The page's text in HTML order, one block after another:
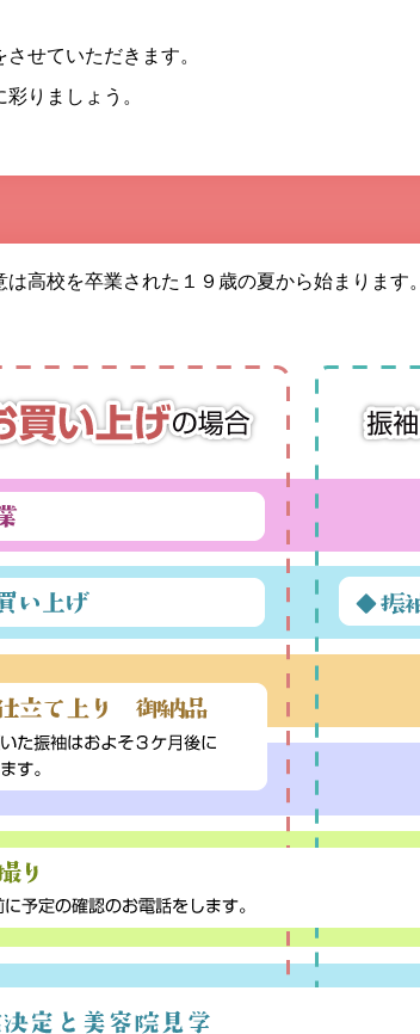
せていただきます。
りましょう。
高校を卒業された１９歳の夏から始まります。